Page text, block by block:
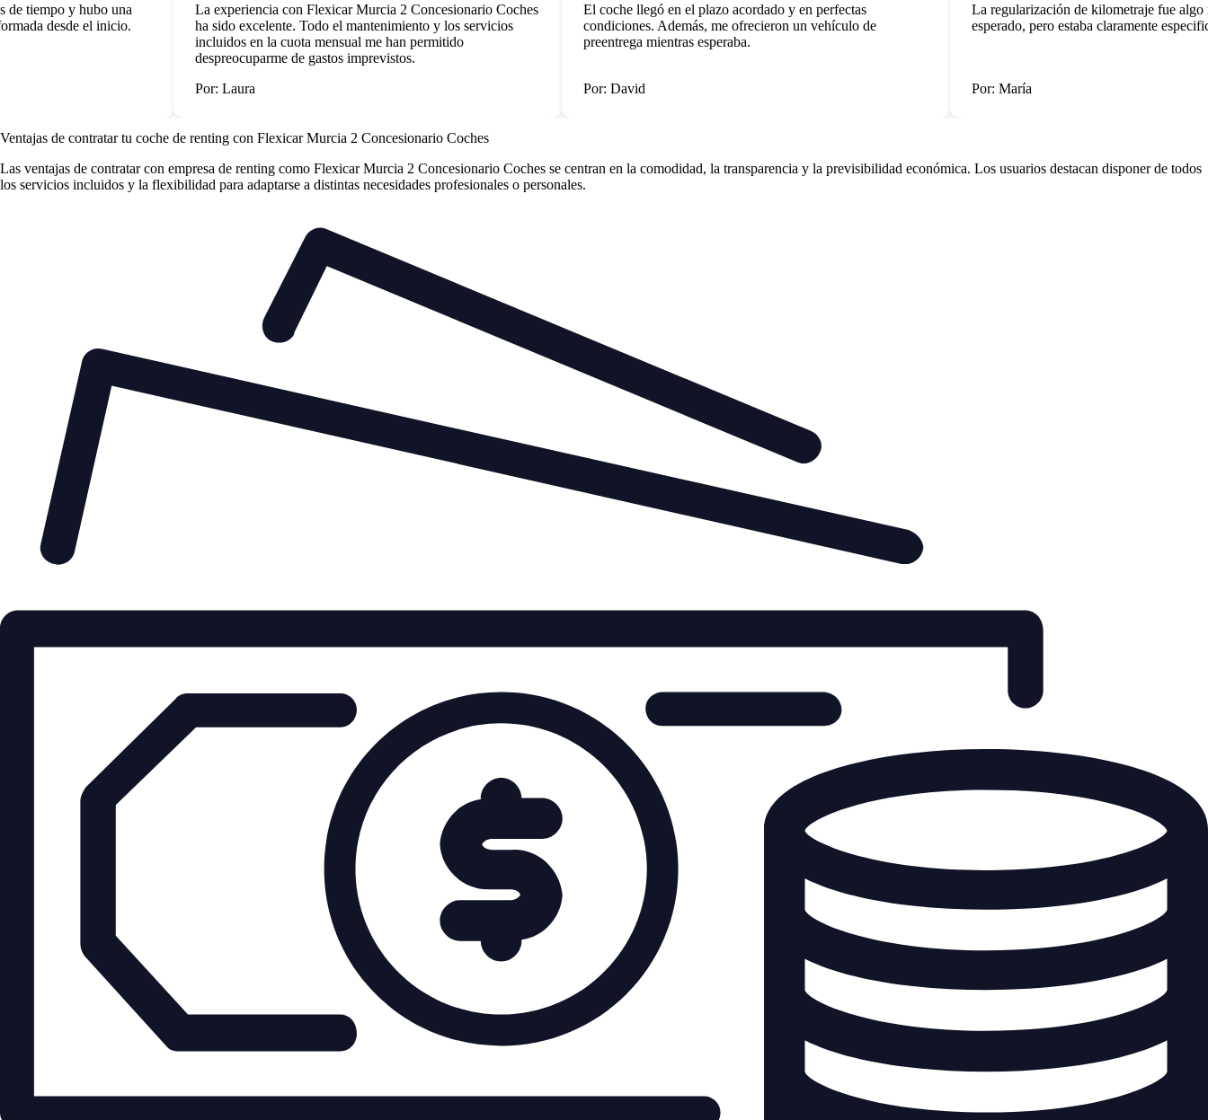
tiempo y hubo una
desde el inicio.
La experiencia con Flexicar Murcia 2 Concesionario Coches
ha sido excelente. Todo el mantenimiento y los servicios
incluidos en la cuota mensual me han permitido
despreocuparme de gastos imprevistos.
Por: Laura
El coche llegó en el plazo acordado y en perfectas
condiciones. Además, me ofrecieron un vehículo de
preentrega mientras esperaba.
Por: David
La regularización de kilometraje fue algo
esperado, pero estaba claramente
Por: María
Ventajas de contratar tu coche de renting con Flexicar Murcia 2 Concesionario Coches
Las ventajas de contratar con empresa de renting como Flexicar Murcia 2 Concesionario Coches se centran en la comodidad, la transparencia y la previsibilidad económica. Los usuarios destacan disponer de todos
los servicios incluidos y la flexibilidad para adaptarse a distintas necesidades profesionales o personales.